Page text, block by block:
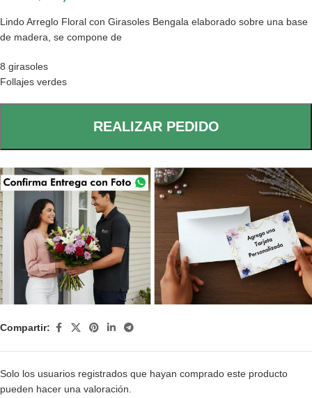
Lindo Arreglo Floral con Girasoles Bengala elaborado sobre una base
de madera, se compone de
8 girasoles
Follajes verdes
REALIZAR PEDIDO
Compartir:
Solo los usuarios registrados que hayan comprado este producto
pueden hacer una valoración.